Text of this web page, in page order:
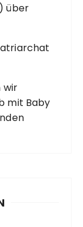
über
wir
mit Baby